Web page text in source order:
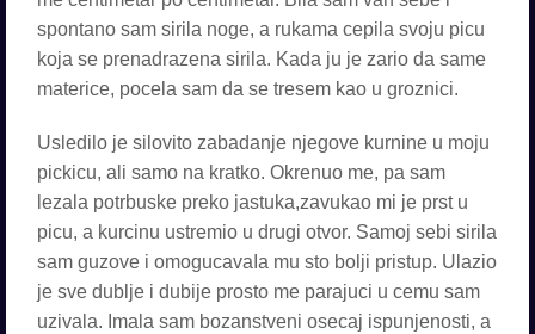
spontano sam sirila noge, a rukama cepila svoju picu
koja se prenadrazena sirila. Kada ju je zario da same
materice, pocela sam da se tresem kao u groznici.
Usledilo je silovito zabadanje njegove kurnine u moju
pickicu, ali samo na kratko. Okrenuo me, pa sam
lezala potrbuske preko jastuka,zavukao mi je prst u
picu, a kurcinu ustremio u drugi otvor. Samoj sebi sirila
sam guzove i omogucavaIa mu sto bolji pristup. Ulazio
je sve dublje i dubije prosto me parajuci u cemu sam
uzivala. Imala sam bozanstveni osecaj ispunjenosti, a